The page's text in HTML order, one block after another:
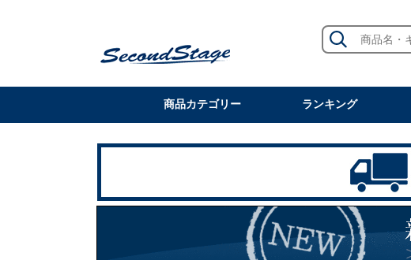
商品カテゴリー ランキング